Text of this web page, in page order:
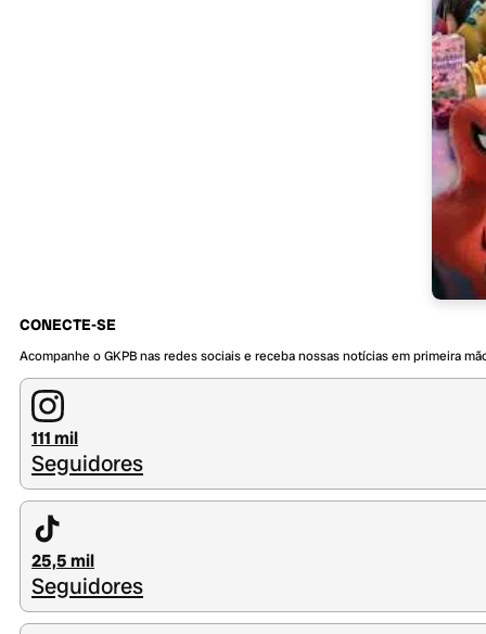
CONECTE-SE
Acompanhe o GKPB nas redes sociais e receba nossas notícias em primeira
111 mil
Seguidores
25,5 mil
Seguidores